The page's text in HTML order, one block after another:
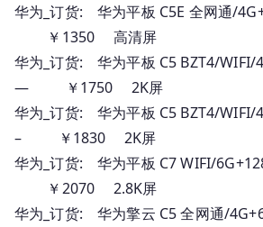
华为_订货: 华为平板 C5E 全网通/
￥1350 高清屏
华为_订货: 华为平板 C5 BZT4/WIFI/
— ￥1750 2K屏
华为_订货: 华为平板 C5 BZT4/WIFI/
– ￥1830 2K屏
华为_订货: 华为平板 C7 WIFI/
￥2070 2.8K屏
华为_订货: 华为擎云 C5 全网通/